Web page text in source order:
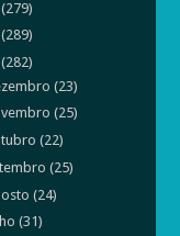
(279)
(289)
(282)
(23)
(25)
(22)
(25)
(24)
(31)